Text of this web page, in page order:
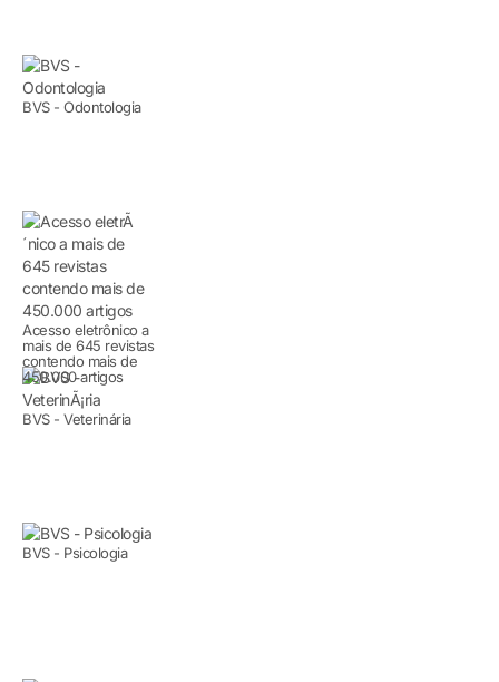
BVS - Odontologia
Acesso eletrônico a
mais de 645 revistas
contendo mais de
450.000 artigos
BVS - Veterinária
BVS - Psicologia